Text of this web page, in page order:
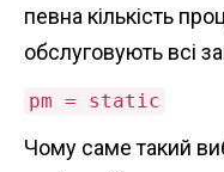
певна кількість
обслуговують всі
pm = static
Чому саме такий